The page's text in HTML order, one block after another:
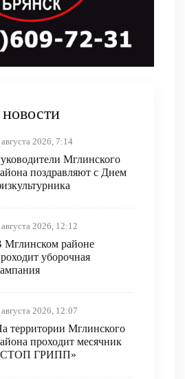
2026, 7:14
Мглинского
поздравляют с Днем
августа 2026, 12:12
Мглинском районе
уборочная
августа 2026, 12:07
территории Мглинского
проходит месячник
ГРИПП»